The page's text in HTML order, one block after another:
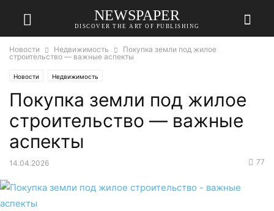
NEWSPAPER
DISCOVER THE ART OF PUBLISHING
Новости Недвижимость
Покупка земли под жилое
строительство — важные аспекты
Новости Недвижимость
Покупка земли под жилое
строительство — важные
аспекты
14.04.2026 77